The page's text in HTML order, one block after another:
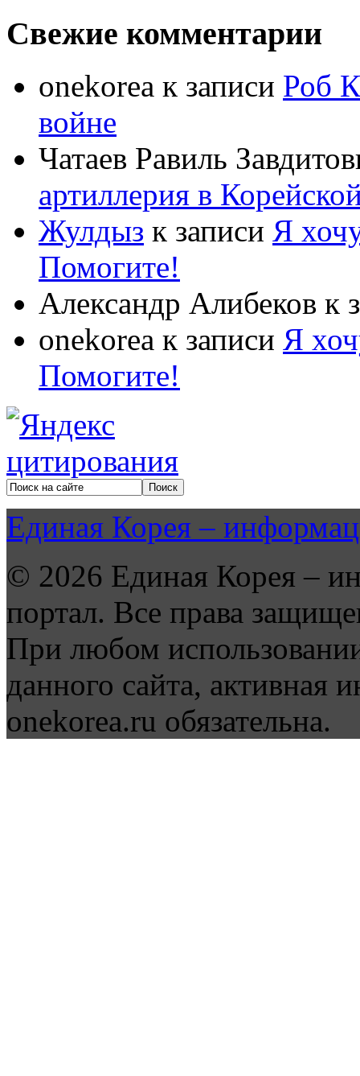
Свежие комментарии
onekorea к записи Роб
войне
Чатаев Равиль
артиллерия в
Жулдыз к записи Я
Помогите!
Александр Алибеков к
onekorea к записи Я
Помогите!
Единая Корея –
© 2026 Единая Корея –
портал. Все права
При любом
данного сайта, активная
onekorea.ru обязательна.